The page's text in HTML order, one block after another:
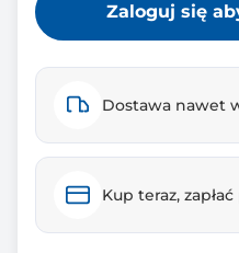
Zaloguj się
Dostawa nawet
Kup teraz,